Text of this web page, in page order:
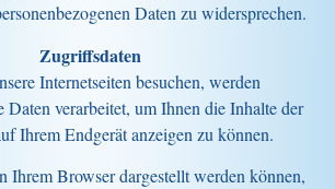
Daten zu widersprechen.
Zugriffsdaten
Internetseiten besuchen, werden
Daten verarbeitet, um Ihnen die Inhalte der
Ihrem Endgerät anzeigen zu können.
Ihrem Browser dargestellt werden können,